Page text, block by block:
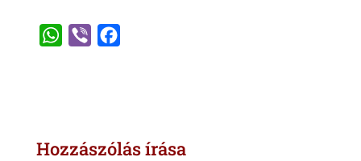
A
o
Hozzászólás írása